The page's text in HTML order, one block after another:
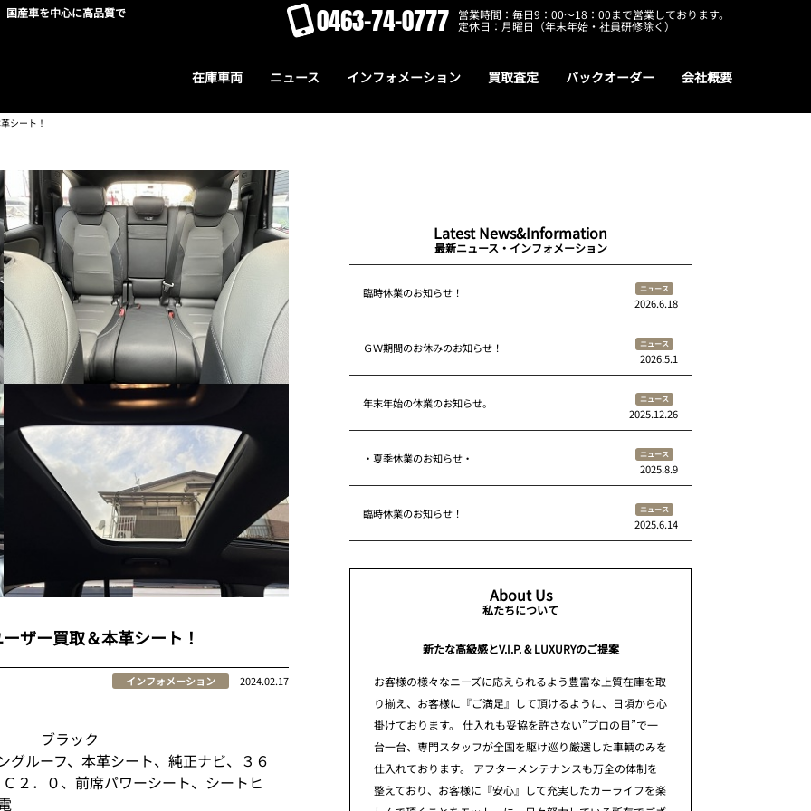
国産車を中心に高品質で 0463-74-0777 営業時間：毎日9：00～18：00まで営業しております。
定休日：月曜日（年末年始・社員研修除く）
在庫車両 ニュース インフォメーション 買取査定 バックオーダー 会社概要
シート！
ザー買取＆本革シート！
インフォメーション 2024.02.17
ン ブラック
ルーフ、本革シート、純正ナビ、３６
２．０、前席パワーシート、シートヒ
Latest News&Information
最新ニュース・インフォメーション
臨時休業のお知らせ！ ニュース
2026.6.18
ＧＷ期間のお休みのお知らせ！ ニュース
2026.5.1
年末年始の休業のお知らせ。 ニュース
2025.12.26
・夏季休業のお知らせ・ ニュース
2025.8.9
臨時休業のお知らせ！ ニュース
2025.6.14
About Us
私たちについて
新たな高級感とV.I.P. & LUXURYのご提案
お客様の様々なニーズに応えられるよう豊富な上質在庫を取
り揃え、お客様に『ご満足』して頂けるように、日頃から心
掛けております。 仕入れも妥協を許さない”プロの目”で一
台一台、専門スタッフが全国を駆け巡り厳選した車輌のみを
仕入れております。 アフターメンテナンスも万全の体制を
整えており、お客様に『安心』して充実したカーライフを楽